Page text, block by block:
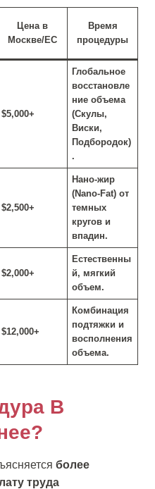
Цена в
Москве/ЕС
Время
процедуры
$5,000+
Глобальное
восстановле
ние объема
(Скулы,
Виски,
Подбородок)
.
$2,500+
Нано-жир
(Nano-Fat) от
темных
кругов и
впадин.
$2,000+
Естественны
й, мягкий
объем.
$12,000+
Комбинация
подтяжки и
восполнения
объема.
В
более
труда